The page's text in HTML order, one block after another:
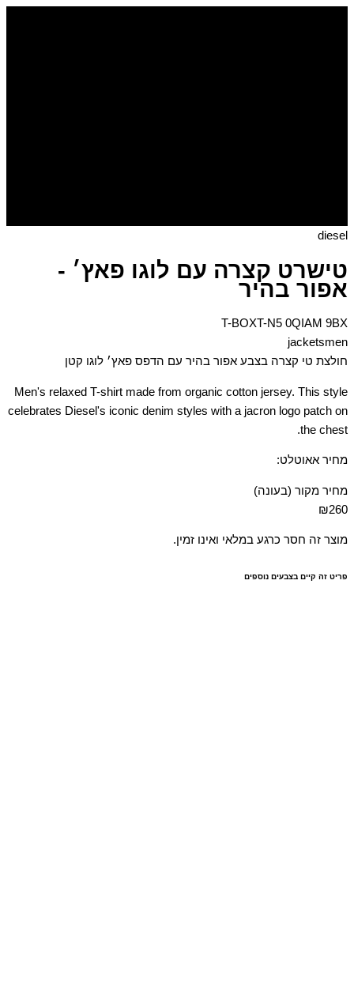
דילוג
diesel
טישרט קצרה עם לוגו פאץ׳ -
אפור בהיר
T-BOXT-N5 0QIAM 9BX
jacketsmen
חולצת טי קצרה בצבע אפור בהיר עם הדפס פאץ׳ לוגו קטן
Men's relaxed T-shirt made from organic cotton jersey. This style
celebrates Diesel's iconic denim styles with a jacron logo patch on
the chest.
מחיר אאוטלט:
מחיר מקור (בעונה)
₪260
מוצר זה חסר כרגע במלאי ואינו זמין.
פריט זה קיים בצבעים נוספים